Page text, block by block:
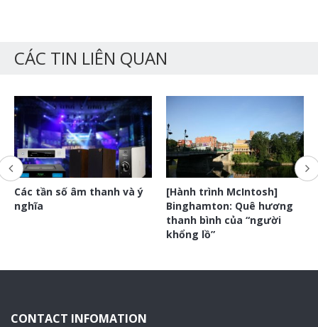
CÁC TIN LIÊN QUAN
Các tần số âm thanh và ý
nghĩa
[Hành trình McIntosh]
Binghamton: Quê hương
thanh bình của “người
khổng lồ”
CONTACT INFOMATION